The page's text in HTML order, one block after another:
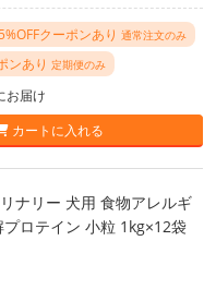
クーポンあり 通常注文のみ
ンあり 定期便のみ
お届け
カートに入れる
ナリー 犬用 食物アレルギ
ロテイン 小粒 1kg×12袋